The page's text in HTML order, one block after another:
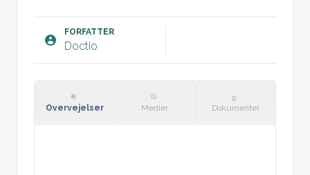
descencus eller inkontinens ved
bugpresse.
FORFATTER
Doctio
Overvejelser Medier Dokumenter